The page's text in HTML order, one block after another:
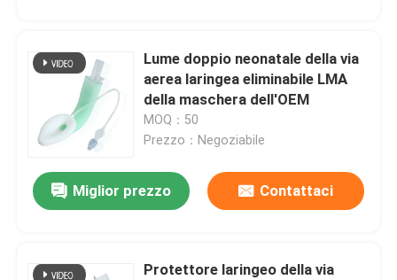
Lume doppio neonatale della via
aerea laringea eliminabile LMA
della maschera dell'OEM
MOQ：50
Prezzo：Negoziabile
Miglior prezzo Contattaci
Protettore laringeo della via